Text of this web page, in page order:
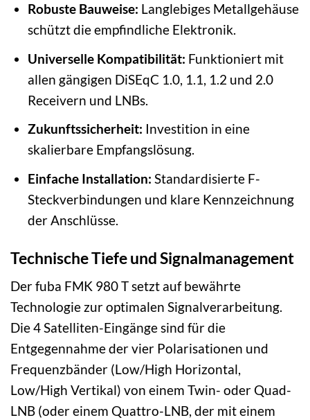
Robuste Bauweise: Langlebiges Metallgehäuse
schützt die empfindliche Elektronik.
Universelle Kompatibilität: Funktioniert mit
allen gängigen DiSEqC 1.0, 1.1, 1.2 und 2.0
Receivern und LNBs.
Zukunftssicherheit: Investition in eine
skalierbare Empfangslösung.
Einfache Installation: Standardisierte F-
Steckverbindungen und klare Kennzeichnung
der Anschlüsse.
Technische Tiefe und Signalmanagement
Der fuba FMK 980 T setzt auf bewährte
Technologie zur optimalen Signalverarbeitung.
Die 4 Satelliten-Eingänge sind für die
Entgegennahme der vier Polarisationen und
Frequenzbänder (Low/High Horizontal,
Low/High Vertikal) von einem Twin- oder Quad-
LNB (oder einem Quattro-LNB, der mit einem